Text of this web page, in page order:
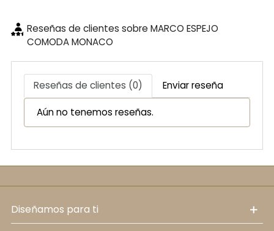
Reseñas de clientes sobre MARCO ESPEJO
COMODA MONACO
Reseñas de clientes (0) Enviar reseña
Aún no tenemos reseñas.
diseñamos para ti